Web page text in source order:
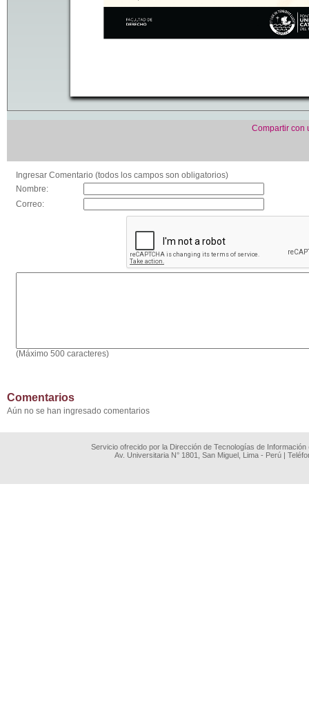
Compartir con
Ingresar Comentario (todos los campos son obligatorios)
Nombre:
Correo:
(Máximo 500 caracteres)
Comentarios
Aún no se han ingresado comentarios
Servicio ofrecido por la Dirección de Tecnologías de
Av. Universitaria N° 1801, San Miguel, Lima - Perú |